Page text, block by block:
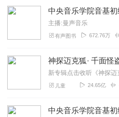
中央音乐学院音基
主播:曼声音乐
有声图书 672.76万
儿童 24.65亿